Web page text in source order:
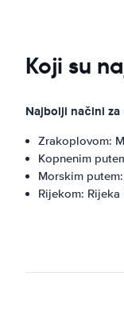
Koji su
Najbolji načini za
Zrakoplovom:
Kopnenim
Morskim
Rijekom: